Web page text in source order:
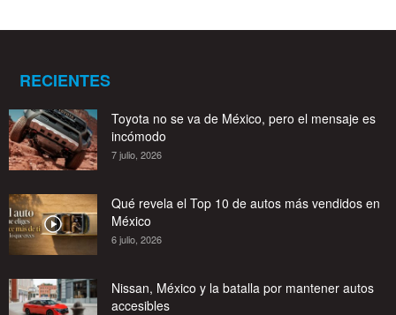
RECIENTES
Toyota no se va de México, pero el mensaje es
incómodo
7 julio, 2026
Qué revela el Top 10 de autos más vendidos en
México
6 julio, 2026
Nissan, México y la batalla por mantener autos
accesibles